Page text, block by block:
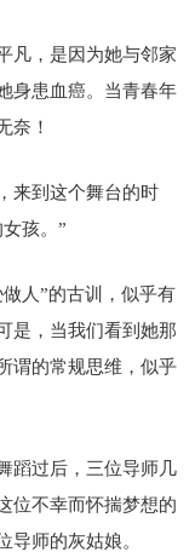
凡，是因为她与邻家
身患血癌。当青春年
奈！
来到这个舞台的时
孩。”
人”的古训，似乎有
是，当我们看到她那
谓的常规思维，似乎
蹈过后，三位导师几
位不幸而怀揣梦想的
导师的灰姑娘。